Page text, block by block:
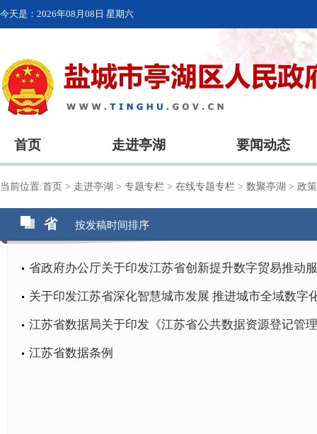
今天是： 2026年08月08日 星期六
首页 走进亭湖 要闻动态
当前位置:首页 > 走进亭湖 > 专题专栏 > 在线专题专栏 > 数聚亭湖 > 政
省 按发稿时间排序
省政府办公厅关于印发江苏省创新提升数字贸易推动
关于印发江苏省深化智慧城市发展 推进城市全域数字
江苏省数据局关于印发《江苏省公共数据资源登记管
江苏省数据条例